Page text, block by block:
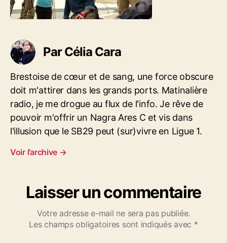
t
i
e
c
l
Par Célia Cara
Brestoise de cœur et de sang, une force obscure
doit m'attirer dans les grands ports. Matinalière
radio, je me drogue au flux de l'info. Je rêve de
pouvoir m'offrir un Nagra Ares C et vis dans
l'illusion que le SB29 peut (sur)vivre en Ligue 1.
Voir l’archive →
Laisser un commentaire
Votre adresse e-mail ne sera pas publiée.
Les champs obligatoires sont indiqués avec *